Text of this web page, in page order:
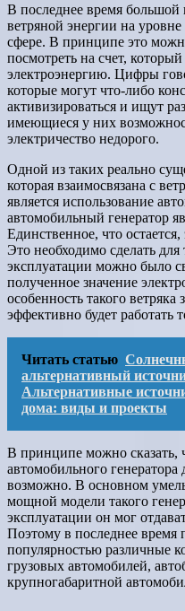
В последнее время большой
ветряной энергии на
сфере. В принципе это
посмотреть на счет,
электроэнергию. Цифры
которые могут что-либо
активизироваться и ищут
имеющиеся у них
электричество недорого.
Одной из таких реально
которая взаимосвязана с
является использование
автомобильный генератор
Единственное, что
Это необходимо сделать
эксплуатации можно было
полученное значение
особенность такого ветряка
эффективно будет работать
Читать статью
альтернативный
Альтернативные
дома: виды и проекты
В принципе можно сказать,
автомобильного генератора
возможно. В основном
мощной модели такого
эксплуатации он мог
Поэтому в последнее время
популярностью различные
грузовых автомобилей,
крупногабаритной